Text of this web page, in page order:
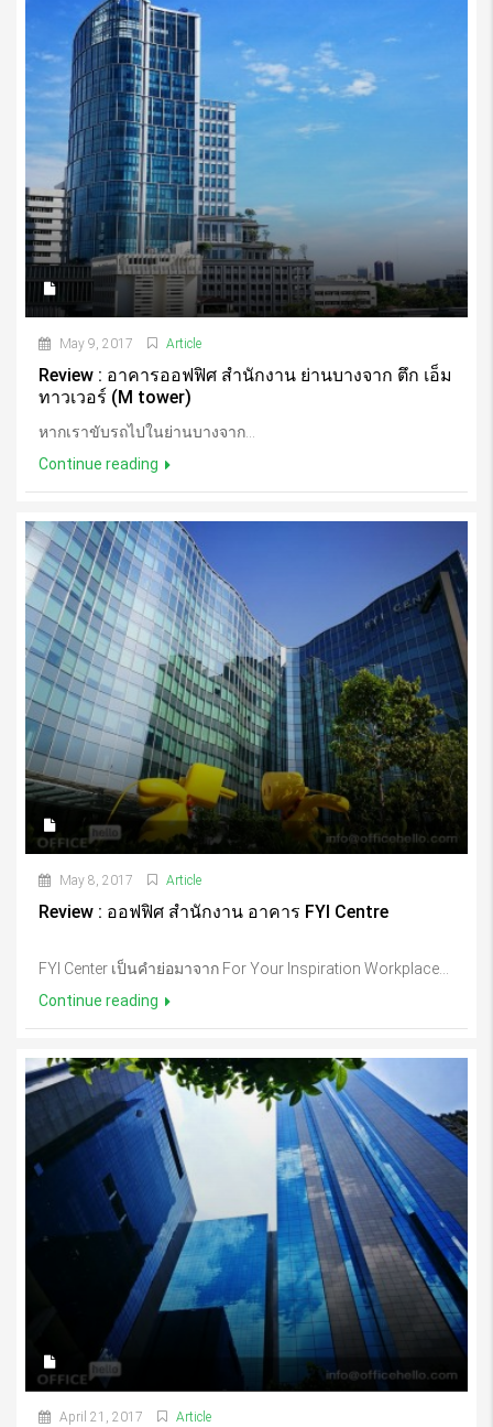
May 9, 2017 Article
Review : อาคารออฟฟิศ สำนักงาน ย่านบางจาก ตึก เอ็ม
ทาวเวอร์ (M tower)
หากเราขับรถไปในย่านบางจาก...
Continue reading
May 8, 2017 Article
Review : ออฟฟิศ สำนักงาน อาคาร FYI Centre
FYI Center เป็นคำย่อมาจาก For Your Inspiration Workplace...
Continue reading
April 21, 2017 Article